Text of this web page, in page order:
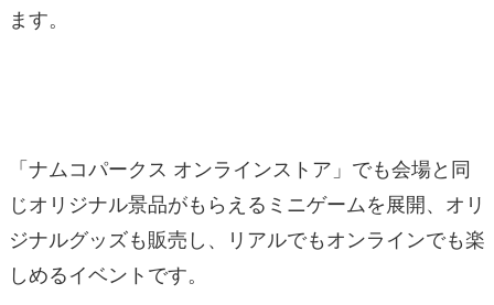
ます。
「ナムコパークス オンラインストア」でも会場と同
じオリジナル景品がもらえるミニゲームを展開、オリ
ジナルグッズも販売し、リアルでもオンラインでも楽
しめるイベントです。